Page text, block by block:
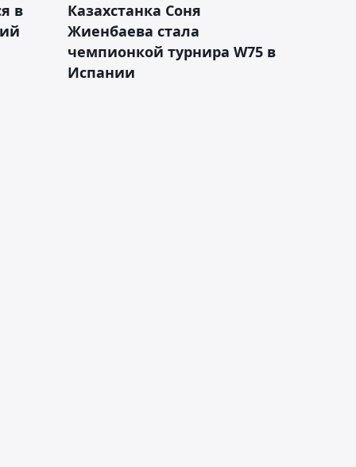
в
Казахстанка Соня
Жиенбаева стала
чемпионкой турнира W75 в
Испании